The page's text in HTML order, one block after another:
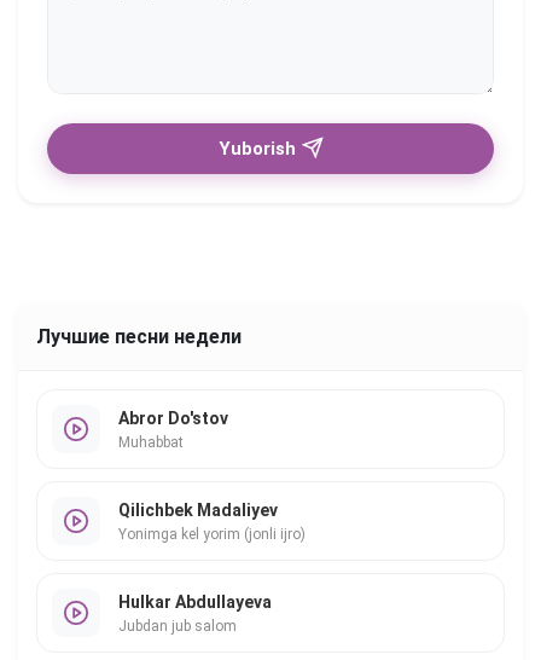
Yuborish
Лучшие песни недели
Abror Do'stov
Muhabbat
Qilichbek Madaliyev
Yonimga kel yorim (jonli ijro)
Hulkar Abdullayeva
Jubdan jub salom